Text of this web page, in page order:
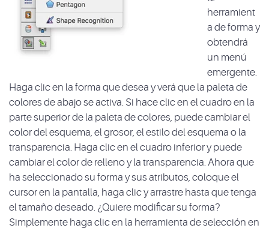
herramient
a de forma y
obtendrá
un menú
emergente.
Haga clic en la forma que desea y verá que la paleta de
colores de abajo se activa. Si hace clic en el cuadro en la
parte superior de la paleta de colores, puede cambiar el
color del esquema, el grosor, el estilo del esquema o la
transparencia. Haga clic en el cuadro inferior y puede
cambiar el color de relleno y la transparencia. Ahora que
ha seleccionado su forma y sus atributos, coloque el
cursor en la pantalla, haga clic y arrastre hasta que tenga
el tamaño deseado. ¿Quiere modificar su forma?
Simplemente haga clic en la herramienta de selección en